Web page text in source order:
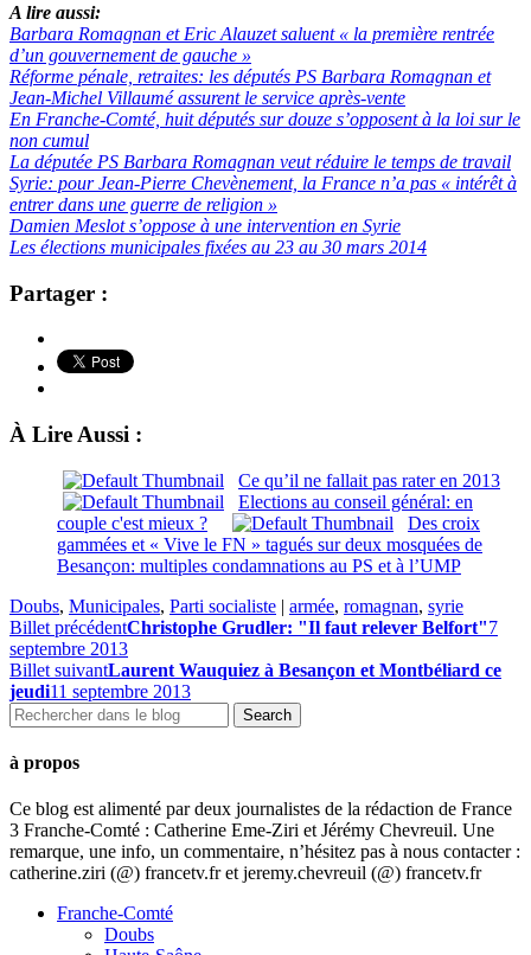
A lire aussi:
Barbara Romagnan et Eric Alauzet saluent « la première rentrée
d’un gouvernement de gauche »
Réforme pénale, retraites: les députés PS Barbara Romagnan et
Jean-Michel Villaumé assurent le service après-vente
En Franche-Comté, huit députés sur douze s’opposent à la loi sur le
non cumul
La députée PS Barbara Romagnan veut réduire le temps de travail
Syrie: pour Jean-Pierre Chevènement, la France n’a pas « intérêt à
entrer dans une guerre de religion »
Damien Meslot s’oppose à une intervention en Syrie
Les élections municipales fixées au 23 au 30 mars 2014
Partager :
À Lire Aussi :
Ce qu’il ne fallait pas rater en 2013
Elections au conseil général: en
couple c'est mieux ?
Des croix
gammées et « Vive le FN » tagués sur deux mosquées de
Besançon: multiples condamnations au PS et à l’UMP
Doubs, Municipales, Parti socialiste | armée, romagnan, syrie
Billet précédentChristophe Grudler: "Il faut relever Belfort"7
septembre 2013
Billet suivantLaurent Wauquiez à Besançon et Montbéliard ce
jeudi11 septembre 2013
à propos
Ce blog est alimenté par deux journalistes de la rédaction de France
3 Franche-Comté : Catherine Eme-Ziri et Jérémy Chevreuil. Une
remarque, une info, un commentaire, n’hésitez pas à nous contacter :
catherine.ziri (@) francetv.fr et jeremy.chevreuil (@) francetv.fr
Franche-Comté
Doubs